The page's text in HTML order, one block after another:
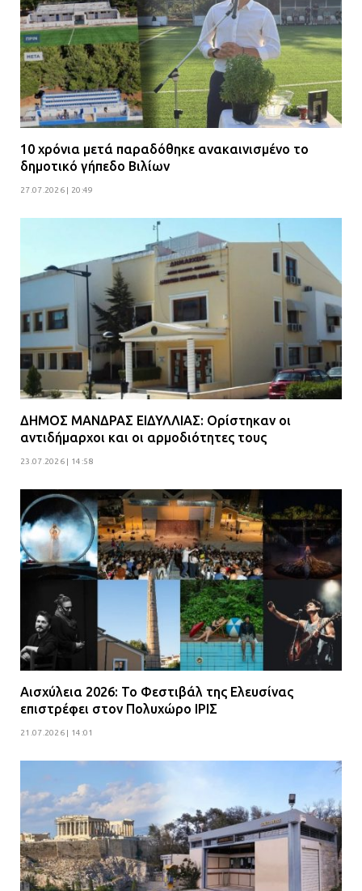
νέα πολυδύναμα οχήματα 4×4
ενισχύουν την Πολιτική Προστασία
08.07.2026 | 09:40
Ομάδα ατόμων επιτέθηκε με
ρόπαλα και μαχαίρια σε δύο
ανήλικους
08.07.2026 | 09:38
σε σκουπιδοφάγο για να μη τα βρει
η αστυνομία – Λογάριασαν χωρίς
τον ειδικό σκύλο
07.07.2026 | 09:56
Βούλα: Κραυγή αγωνίας από
κατοίκους για την οδό Άρεως –
«Τρέχουν με 90 χλμ. μέσα στη
γειτονιά»
07.07.2026 | 09:48
10 χρόνια μετά παραδόθηκε ανακαινισμένο το
δημοτικό γήπεδο Βιλίων
27.07.2026 | 20:49
ΔΗΜΟΣ ΜΑΝΔΡΑΣ ΕΙΔΥΛΛΙΑΣ: Ορίστηκαν οι
αντιδήμαρχοι και οι αρμοδιότητες τους
23.07.2026 | 14:58
Αισχύλεια 2026: Το Φεστιβάλ της Ελευσίνας
επιστρέφει στον Πολυχώρο ΙΡΙΣ
21.07.2026 | 14:01